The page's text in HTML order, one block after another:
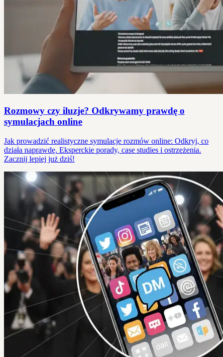
Rozmowy czy iluzje? Odkrywamy prawdę o
symulacjach online
Jak prowadzić realistyczne symulacje rozmów online: Odkryj, co
działa naprawdę. Eksperckie porady, case studies i ostrzeżenia.
Zacznij lepiej już dziś!